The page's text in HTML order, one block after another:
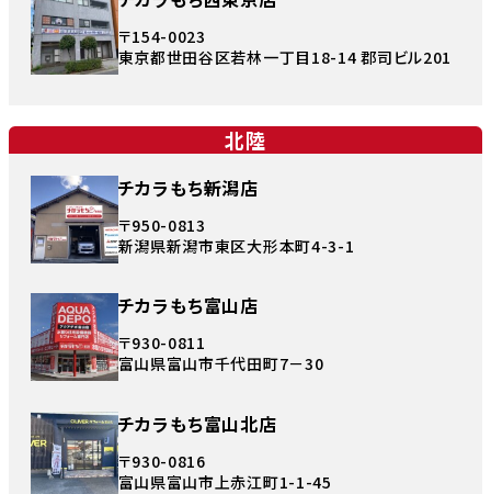
〒154-0023
東京都世田谷区若林一丁目18-14 郡司ビル201
北陸
チカラもち新潟店
〒950-0813
新潟県新潟市東区大形本町4-3-1
チカラもち富山店
〒930-0811
富山県富山市千代田町7－30
チカラもち富山北店
〒930-0816
富山県富山市上赤江町1-1-45